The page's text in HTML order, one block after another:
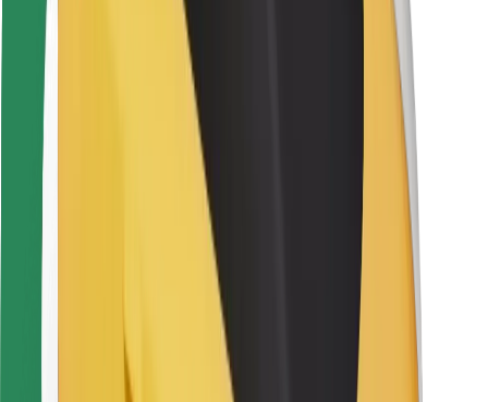
Kuryerlər üçün
Avtopark sahibləri üçün
Restoranlar üçün
Biznes üçün Bolt
Qaydalar və Şərtlər
Təhlükəsizlik